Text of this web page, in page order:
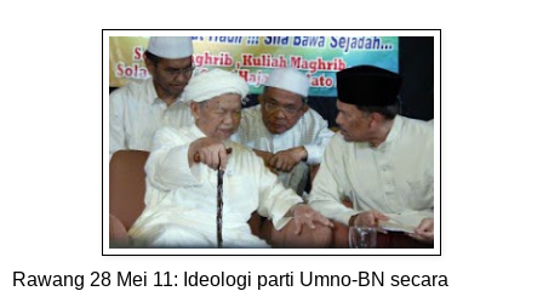
Rawang 28 Mei 11: Ideologi parti Umno-BN secara